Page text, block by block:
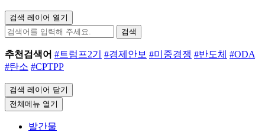
검색 레이어 열기
검색
추천검색어 #트럼프2기 #경제안보 #미중경쟁 #반도체 #ODA
#탄소 #CPTPP
검색 레이어 닫기
전체메뉴 열기
발간물